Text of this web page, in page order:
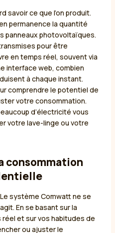
savoir ce que l’on produit.
permanence la quantité
panneaux photovoltaïques.
pour être
en temps réel, souvent via
interface web, combien
à chaque instant.
comprendre le potentiel de
votre consommation.
d’électricité vous
votre lave-linge ou votre
consommation
système Comwatt ne se
En se basant sur la
et sur vos habitudes de
ou ajuster le